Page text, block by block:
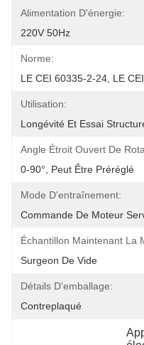
Alimentation D'énergie:
220V 50Hz
Norme:
LE CEI 60335-2-24, LE
Utilisation:
Longévité Et Essai
Angle Étroit Ouvert De
0-90°, Peut Être Préréglé
Mode D'entraînement:
Commande De Moteur
Échantillon Maintenant La
Surgeon De Vide
Détails D'emballage:
Contreplaqué